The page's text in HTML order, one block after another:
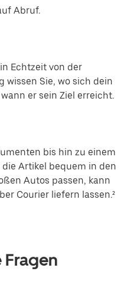
Abruf.
Echtzeit von der
wissen Sie, wo sich dein
er sein Ziel erreicht.
bis hin zu einem
Artikel bequem in den
Autos passen, kann
Courier liefern lassen.²